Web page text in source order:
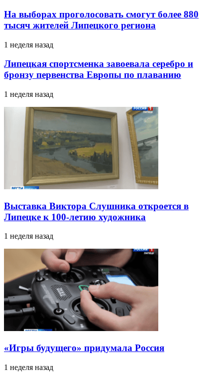
На выборах проголосовать смогут более 880
тысяч жителей Липецкого региона
1 неделя назад
Липецкая спортсменка завоевала серебро и
бронзу первенства Европы по плаванию
1 неделя назад
Выставка Виктора Слушника откроется в
Липецке к 100-летию художника
1 неделя назад
«Игры будущего» придумала Россия
1 неделя назад